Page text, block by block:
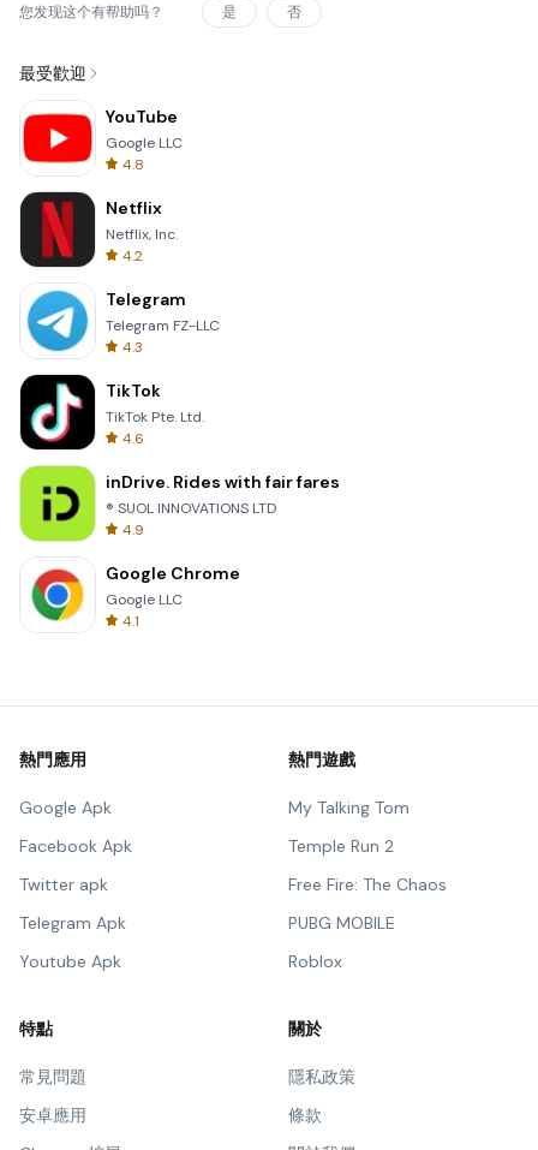
您发现这个有帮助吗？ 是 否
最受歡迎
YouTube
Google LLC
4.8
Netflix
Netflix, Inc.
4.2
Telegram
Telegram FZ-LLC
4.3
TikTok
TikTok Pte. Ltd.
4.6
inDrive. Rides with fair fares
® SUOL INNOVATIONS LTD
4.9
Google Chrome
Google LLC
4.1
熱門應用
Google Apk
Facebook Apk
Twitter apk
Telegram Apk
Youtube Apk
熱門遊戲
My Talking Tom
Temple Run 2
Free Fire: The Chaos
PUBG MOBILE
Roblox
特點
常見問題
安卓應用
關於
隱私政策
條款